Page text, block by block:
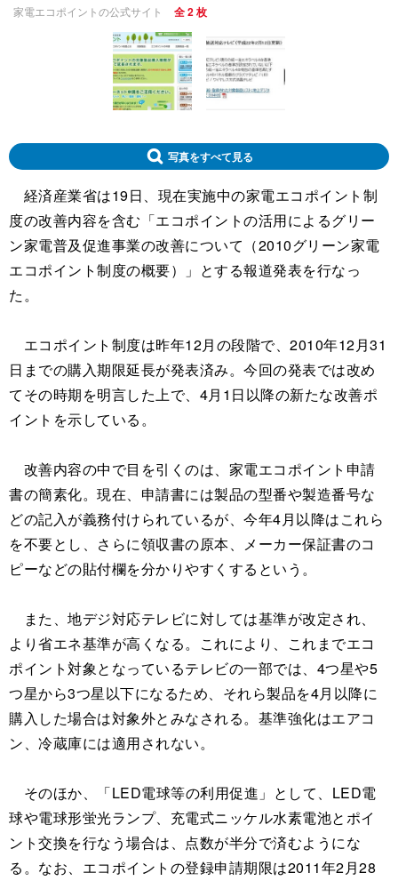
家電エコポイントの公式サイト 全 2 枚
写真をすべて見る
経済産業省は19日、現在実施中の家電エコポイント制
度の改善内容を含む「エコポイントの活用によるグリー
ン家電普及促進事業の改善について（2010グリーン家電
エコポイント制度の概要）」とする報道発表を行なっ
た。
エコポイント制度は昨年12月の段階で、2010年12月31
日までの購入期限延長が発表済み。今回の発表では改め
てその時期を明言した上で、4月1日以降の新たな改善ポ
イントを示している。
改善内容の中で目を引くのは、家電エコポイント申請
書の簡素化。現在、申請書には製品の型番や製造番号な
どの記入が義務付けられているが、今年4月以降はこれら
を不要とし、さらに領収書の原本、メーカー保証書のコ
ピーなどの貼付欄を分かりやすくするという。
また、地デジ対応テレビに対しては基準が改定され、
より省エネ基準が高くなる。これにより、これまでエコ
ポイント対象となっているテレビの一部では、4つ星や5
つ星から3つ星以下になるため、それら製品を4月以降に
購入した場合は対象外とみなされる。基準強化はエアコ
ン、冷蔵庫には適用されない。
そのほか、「LED電球等の利用促進」として、LED電
球や電球形蛍光ランプ、充電式ニッケル水素電池とポイ
ント交換を行なう場合は、点数が半分で済むようにな
る。なお、エコポイントの登録申請期限は2011年2月28